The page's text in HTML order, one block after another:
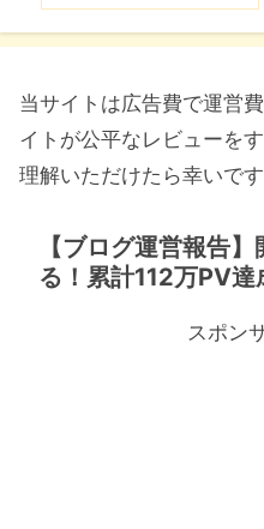
当サイトは広告費で運営
イトが公平なレビューを
理解いただけたら幸いです
【ブログ運営報告
る！累計112万PV達
スポン